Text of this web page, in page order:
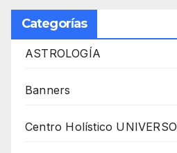
Categorías
ASTROLOGÍA
Banners
Centro Holístico UNIVERSO